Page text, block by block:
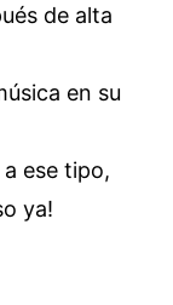
de alta
en su
ese tipo,
ya!